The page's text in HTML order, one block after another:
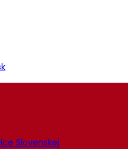
Slovenskej